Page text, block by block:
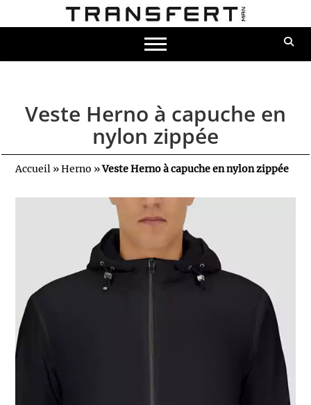
Veste Herno à capuche en
nylon zippée
Accueil »Herno »Veste Herno à capuche en nylon zippée